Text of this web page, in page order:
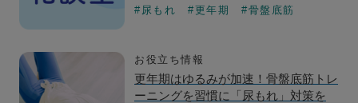
#尿もれ
#更年期 #骨盤底筋
お役立ち情報
更年期はゆるみが加速！骨盤底筋トレ
ーニングを習慣に「尿もれ」対策を